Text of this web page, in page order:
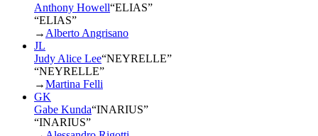
Anthony Howell“ELIAS”
“ELIAS”
→ Alberto Angrisano
JL
Judy Alice Lee“NEYRELLE”
“NEYRELLE”
→Martina Felli
GK
Gabe Kunda“INARIUS”
“INARIUS”